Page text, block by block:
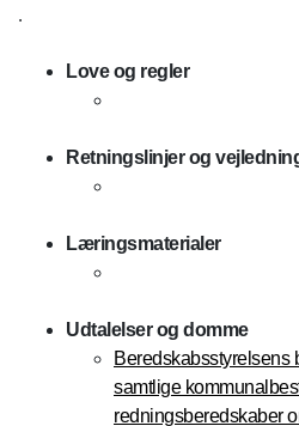
.
Love og regler
Retningslinjer og
Læringsmaterialer
Udtalelser og domme
Beredskabsstyrelsens
samtlige
redningsberedskaber